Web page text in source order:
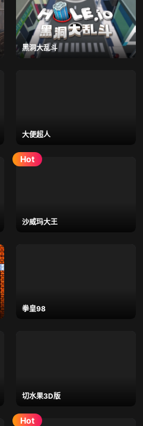
黑洞大乱斗
大便超人
沙威玛大王
拳皇98
切水果3D版